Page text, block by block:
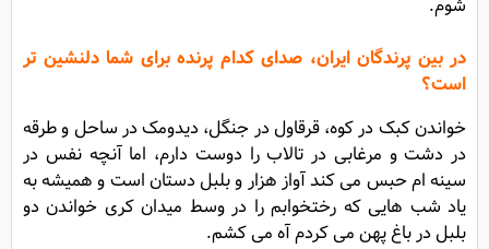
در بین پرندگان ایران، صدای کدام پرنده برای شما دلنشین تر
است؟
خواندن کبک در کوه، قرقاول در جنگل، دیدومک در ساحل و طرقه
در دشت و مرغابی در تالاب را دوست دارم، اما آنچه نفس در
سینه ام حبس می کند آواز هزار و بلبل دستان است و همیشه به
یاد شب هایی که رختخوابم را در وسط میدان کری خواندن دو
بلبل در باغ پهن می کردم آه می کشم.